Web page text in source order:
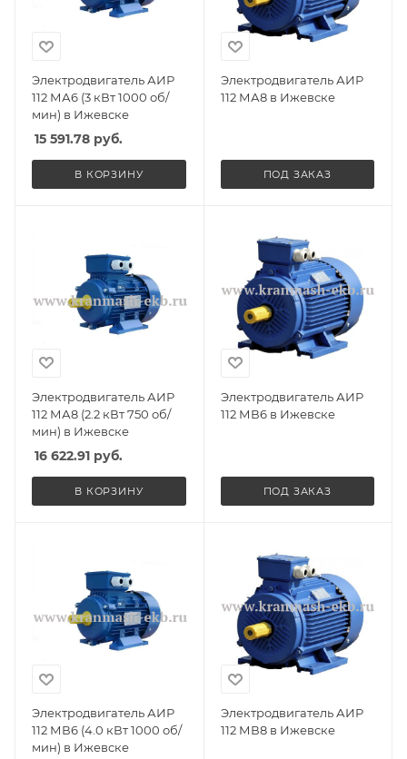
Электродвигатель АИР
112 МА6 (3 кВт 1000 об/
мин) в Ижевске
15 591.78 руб.
В КОРЗИНУ
Электродвигатель АИР
112 МА8 в Ижевске
ПОД ЗАКАЗ
Электродвигатель АИР
112 МА8 (2.2 кВт 750 об/
мин) в Ижевске
16 622.91 руб.
В КОРЗИНУ
Электродвигатель АИР
112 МВ6 в Ижевске
ПОД ЗАКАЗ
Электродвигатель АИР
112 МВ6 (4.0 кВт 1000 об/
мин) в Ижевске
Электродвигатель АИР
112 МВ8 в Ижевске